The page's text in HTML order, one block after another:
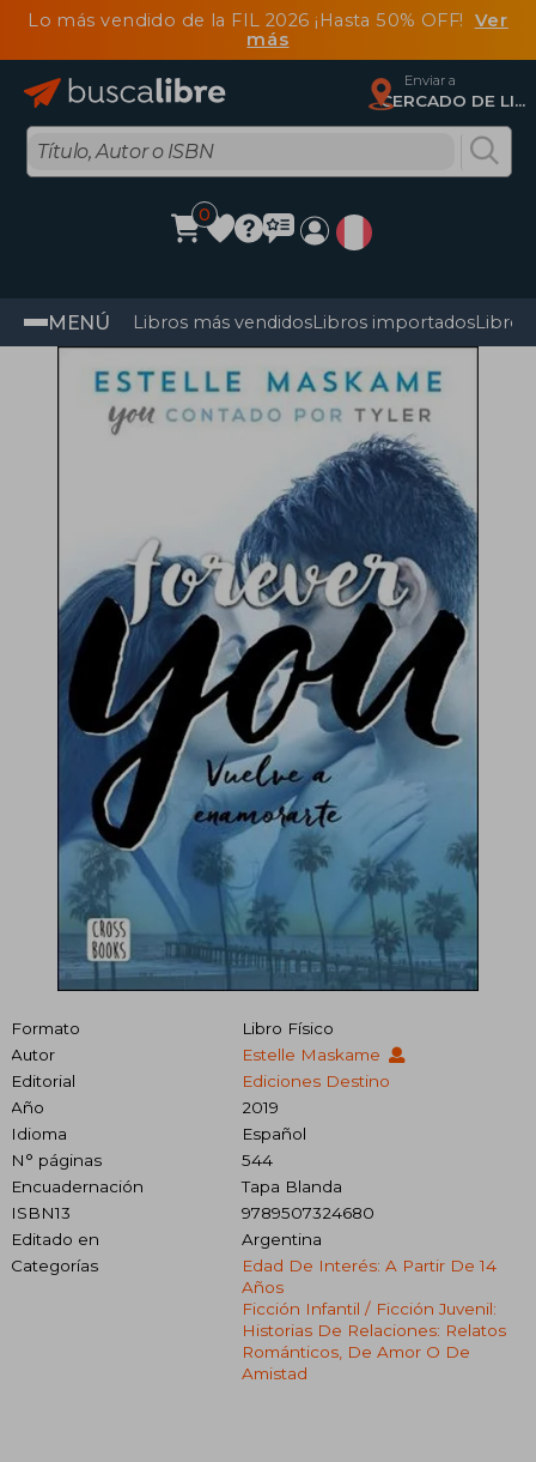
Lo más vendido de la FIL 2026 ¡Hasta 50% OFF! Ver
más
Enviar a
CERCADO DE LIMA, Lima
0
MENÚ Libros más vendidosLibros importadosLibros
Formato
Libro Físico
Autor
Estelle Maskame
Editorial
Ediciones Destino
Año
2019
Idioma
Español
N° páginas
544
Encuadernación
Tapa Blanda
ISBN13
9789507324680
Editado en
Argentina
Categorías
Edad De Interés: A Partir De 14
Años
Ficción Infantil / Ficción Juvenil:
Historias De Relaciones: Relatos
Románticos, De Amor O De
Amistad